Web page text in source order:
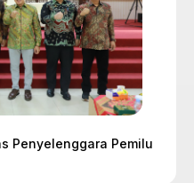
Penyelenggara Pemilu